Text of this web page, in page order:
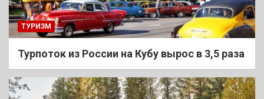
ТУРИЗМ
Турпоток из России на Кубу вырос в 3,5 раза